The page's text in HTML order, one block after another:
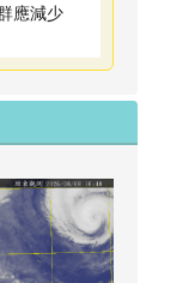
應減少
link to